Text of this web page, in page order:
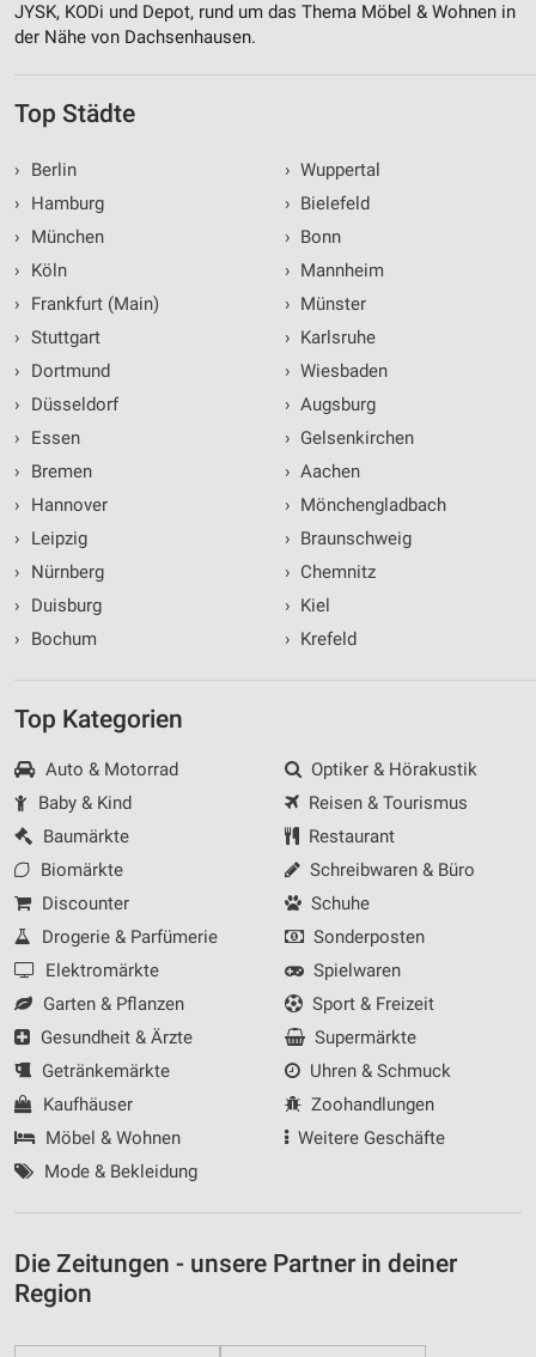
JYSK, KODi und Depot, rund um das Thema Möbel & Wohnen in
der Nähe von Dachsenhausen.
Top Städte
›
Berlin
›
Hamburg
›
München
›
Köln
›
Frankfurt (Main)
› Stuttgart
›
Dortmund
›
Düsseldorf
›
Essen
›
Bremen
›
Hannover
›
Leipzig
›
Nürnberg
›
Duisburg
›
Bochum
› Wuppertal
› Bielefeld
› Bonn
› Mannheim
› Münster
› Karlsruhe
› Wiesbaden
› Augsburg
› Gelsenkirchen
› Aachen
› Mönchengladbach
› Braunschweig
› Chemnitz
› Kiel
› Krefeld
Top Kategorien
Auto & Motorrad
Baby & Kind
Baumärkte
Biomärkte
Discounter
Drogerie & Parfümerie
Elektromärkte
Garten & Pflanzen
Gesundheit & Ärzte
Getränkemärkte
Kaufhäuser
Möbel & Wohnen
Mode & Bekleidung
Optiker & Hörakustik
Reisen & Tourismus
Restaurant
Schreibwaren & Büro
Schuhe
Sonderposten
Spielwaren
Sport & Freizeit
Supermärkte
Uhren & Schmuck
Zoohandlungen
Weitere Geschäfte
Die Zeitungen - unsere Partner in deiner
Region